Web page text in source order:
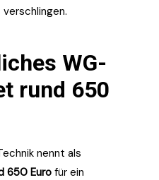
WG-
rund 650
nennt als
650 Eurofür ein